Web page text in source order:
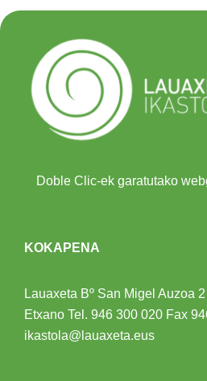
Doble Clic-ek garatutako
KOKAPENA
Lauaxeta Bº San Migel Auzoa 2
Etxano Tel. 946 300 020 Fax
ikastola@lauaxeta.eus